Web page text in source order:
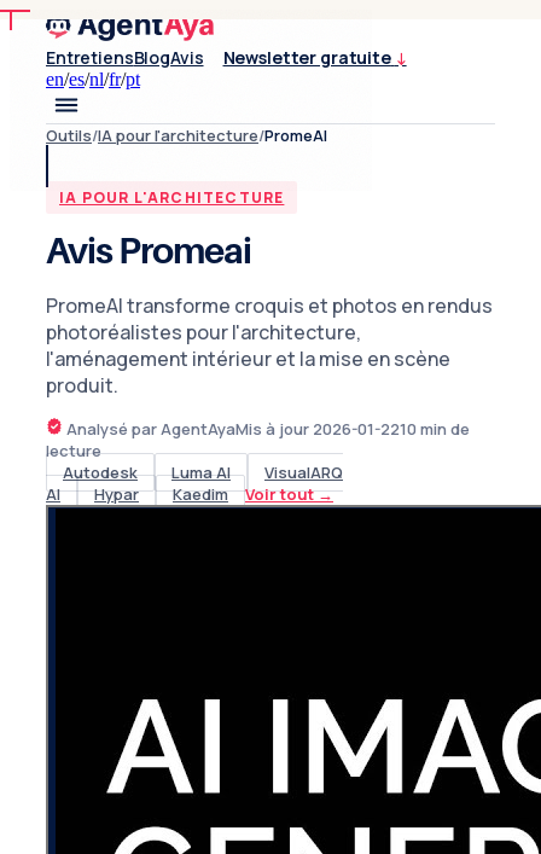
EntretiensBlogAvis Newsletter gratuite ↓
en/es/nl/fr/pt
Outils/IA pour l'architecture/PromeAI
IA POUR L'ARCHITECTURE
Avis Promeai
PromeAI transforme croquis et photos en rendus
photoréalistes pour l'architecture,
l'aménagement intérieur et la mise en scène
produit.
Analysé par AgentAyaMis à jour 2026-01-2210 min de
lecture
Autodesk
Luma AI
VisualARQ
AI
Hypar Kaedim Voir tout→